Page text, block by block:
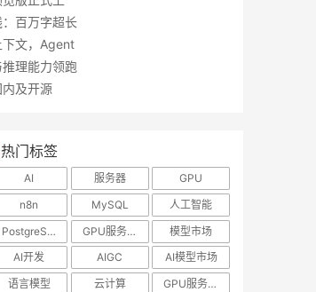
热门标签
AI 服务器
GPU
n8n
MySQL
人工智能
PostgreSQL
GPU服务器
模型市场
AI开发
AIGC
AI模型市场
语言模型
云计算
GPU服务器租用